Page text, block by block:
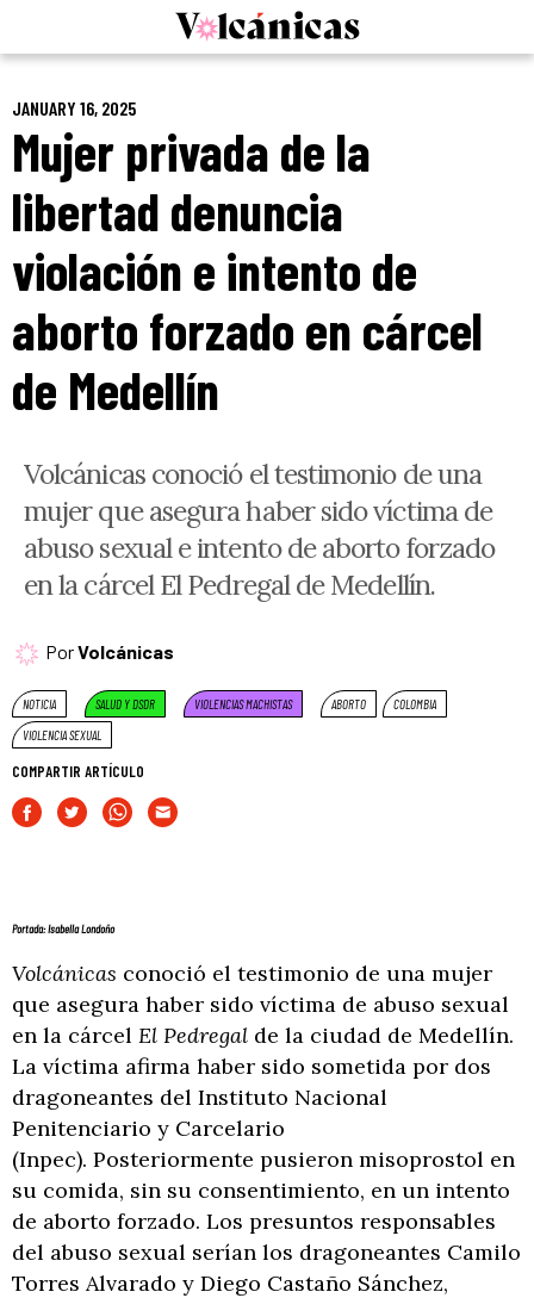
JANUARY 16, 2025
Mujer privada de la
libertad denuncia
violación e intento de
aborto forzado en cárcel
de Medellín
Volcánicas conoció el testimonio de una
mujer que asegura haber sido víctima de
abuso sexual e intento de aborto forzado
en la cárcel El Pedregal de Medellín.
PorVolcánicas
NOTICIA SALUD Y DSDR VIOLENCIAS MACHISTAS ABORTO
COLOMBIA
VIOLENCIA SEXUAL
COMPARTIR ARTÍCULO
Portada: Isabella Londoño
Volcánicas conoció el testimonio de una mujer
que asegura haber sido víctima de abuso sexual
en la cárcel El Pedregal de la ciudad de Medellín.
La víctima afirma haber sido sometida por dos
dragoneantes del Instituto Nacional
Penitenciario y Carcelario
(Inpec). Posteriormente pusieron misoprostol en
su comida, sin su consentimiento, en un intento
de aborto forzado. Los presuntos responsables
del abuso sexual serían los dragoneantes Camilo
Torres Alvarado y Diego Castaño Sánchez,